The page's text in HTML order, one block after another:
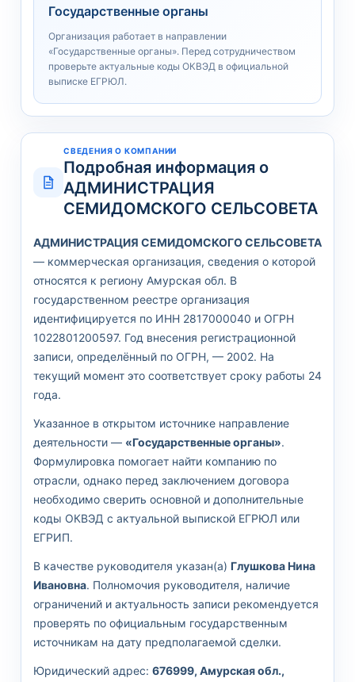
Государственные органы
Организация работает в направлении
«Государственные органы». Перед сотрудничеством
проверьте актуальные коды ОКВЭД в официальной
выписке ЕГРЮЛ.
СВЕДЕНИЯ О КОМПАНИИ
Подробная информация о
АДМИНИСТРАЦИЯ
СЕМИДОМСКОГО СЕЛЬСОВЕТА
АДМИНИСТРАЦИЯ СЕМИДОМСКОГО СЕЛЬСОВЕТА
— коммерческая организация, сведения о которой
относятся к региону Амурская обл. В
государственном реестре организация
идентифицируется по ИНН 2817000040 и ОГРН
1022801200597. Год внесения регистрационной
записи, определённый по ОГРН, — 2002. На
текущий момент это соответствует сроку работы 24
года.
Указанное в открытом источнике направление
деятельности — «Государственные органы».
Формулировка помогает найти компанию по
отрасли, однако перед заключением договора
необходимо сверить основной и дополнительные
коды ОКВЭД с актуальной выпиской ЕГРЮЛ или
ЕГРИП.
В качестве руководителя указан(а) Глушкова Нина
Ивановна. Полномочия руководителя, наличие
ограничений и актуальность записи рекомендуется
проверять по официальным государственным
источникам на дату предполагаемой сделки.
Юридический адрес: 676999, Амурская обл.,